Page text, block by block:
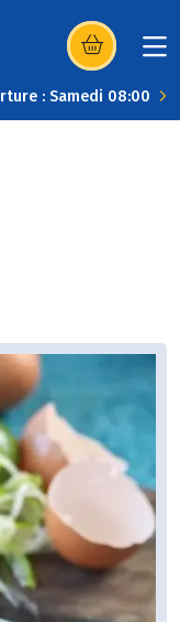
(s’ouvre dans
: Samedi 08:00